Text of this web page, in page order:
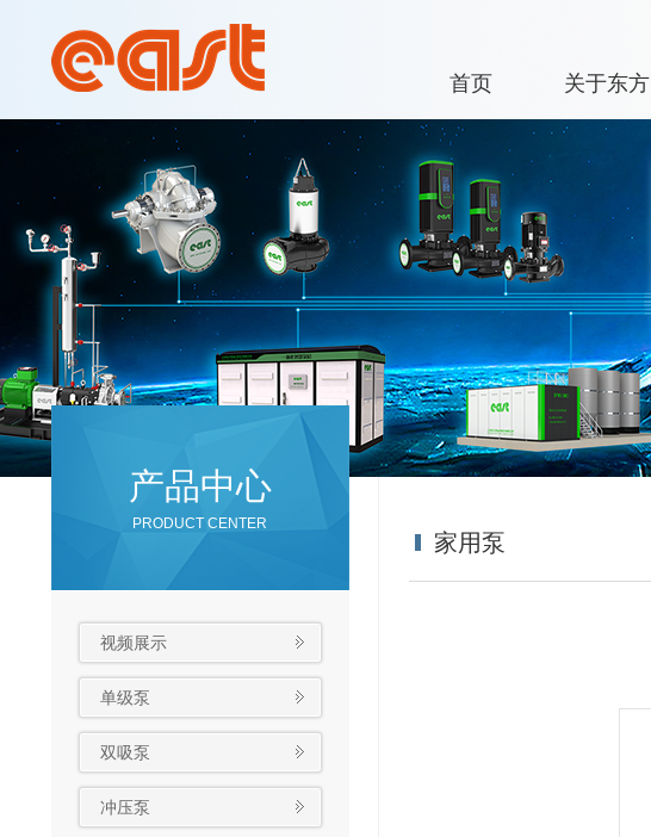
首页 关于东方
产品中心
PRODUCT CENTER
视频展示
单级泵
双吸泵
冲压泵
家用泵